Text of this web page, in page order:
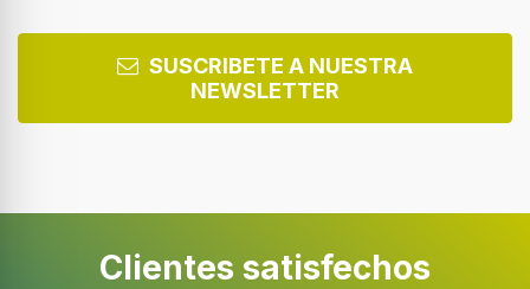
SUSCRIBETE A NUESTRA
NEWSLETTER
Clientes satisfechos